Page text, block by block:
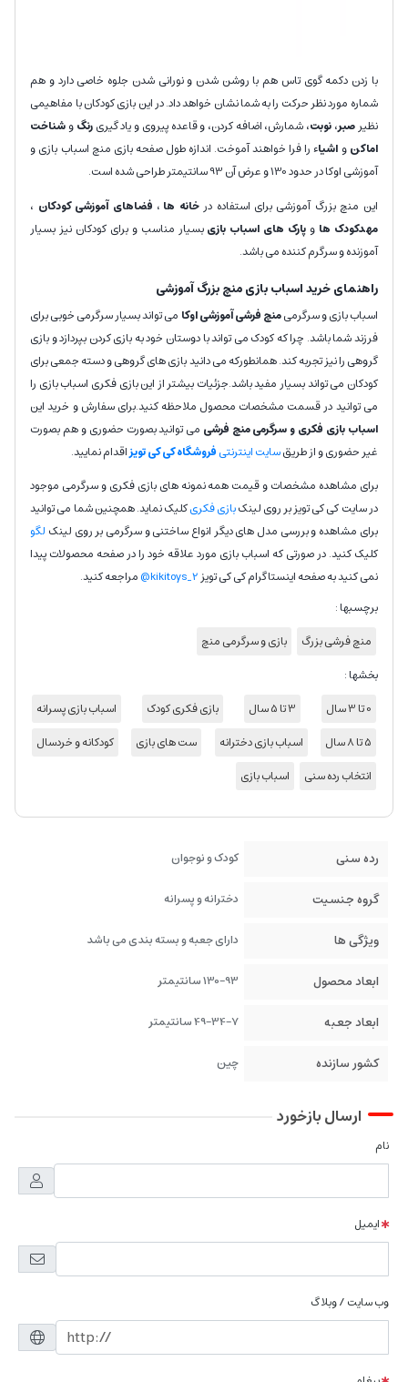
با زدن دکمه گوی تاس هم با روشن شدن و نورانی شدن جلوه خاصی دارد و هم
شماره مورد نظر حرکت را به شما نشان خواهد داد. در این بازی کودکان با مفاهیمی
نظیرصبر،نوبت، شمارش، اضافه کردن، و قاعده پیروی و یاد گیریرنگوشناخت
اماکنو اشیاءرا فرا خواهند آموخت. اندازه طول صفحه بازی منچ اسباب بازی و
آموزشی اوکا در حدود 130 و عرض آن 93 سانتیمتر طراحی شده است.
این منچ بزرگ آموزشی برای استفاده در خانه ها ، فضاهای آموزشی کودکان ،
مهدکودک هاو پارک های اسباب بازیبسیار مناسب و برای کودکان نیز بسیار
آموزنده و سرگرم کننده می باشد.
راهنمای خرید اسباب بازی منچ بزرگ آموزشی
اسباب بازی و سرگرمیمنچ فرشی آموزشی اوکا می تواند بسیار سرگرمی خوبی برای
فرزند شما باشد. چرا که کودک می تواند با دوستان خود به بازی کردن بپردازد و بازی
گروهی را نیز تجربه کند. همانطورکه می دانید بازی های گروهی و دسته جمعی برای
کودکان می تواند بسیار مفید باشد.جزئیات بیشتر از این بازی فکری اسباب بازی را
می توانید در قسمت مشخصات محصول ملاحظه کنید.برای سفارش و خرید این
اسباب بازی فکری و سرگرمی منچ فرشی می توانید بصورت حضوری و هم بصورت
غیر حضوری و از طریقسایت اینترنتیفروشگاه کی کی تویزاقدام نمایید.
برای مشاهده مشخصات و قیمت همه نمونه های بازی فکری و سرگرمی موجود
در سایت کی کی تویز بر روی لینکبازی فکریکلیک نماید. همچنین شما می توانید
برای مشاهده و بررسی مدل های دیگر انواع ساختنی و سرگرمی بر روی لینک لگو
کلیک کنید. در صورتی که اسباب بازی مورد علاقه خود را در صفحه محصولات پیدا
نمی کنید به صفحه اینستاگرام کی کی تویزkikitoys_2@
مراجعه کنید.
برچسبها :
منچ فرشی بزرگ
بازی و سرگرمی منچ
بخشها :
0 تا 3 سال
3 تا 5 سال بازی فکری کودک
اسباب بازی پسرانه
5 تا 8 سال
اسباب بازی دخترانه ست های بازی
کودکانه و خردسال
انتخاب رده سنی
اسباب بازی
رده سنی کودک و نوجوان
گروه جنسیت دخترانه و پسرانه
ویژگی ها دارای جعبه و بسته بندی می باشد
ابعاد محصول 130-93 سانتیمتر
ابعاد جعبه 49-34-7 سانتیمتر
کشور سازنده چین
ارسال بازخورد
نام
ایمیل
وب سایت / وبلاگ